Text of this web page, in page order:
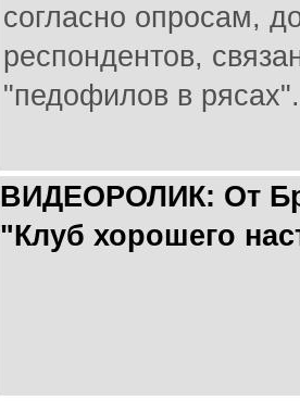
согласно опросам,
респондентов,
"педофилов в рясах".
ВИДЕОРОЛИК: От
"Клуб хорошего